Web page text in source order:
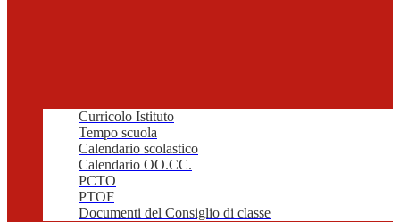
Curricolo Istituto
Tempo scuola
Calendario scolastico
Calendario OO.CC.
PCTO
PTOF
Documenti del Consiglio di classe